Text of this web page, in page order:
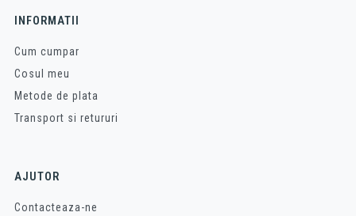
INFORMATII
Cum cumpar
Cosul meu
Metode de plata
Transport si retururi
AJUTOR
Contacteaza-ne